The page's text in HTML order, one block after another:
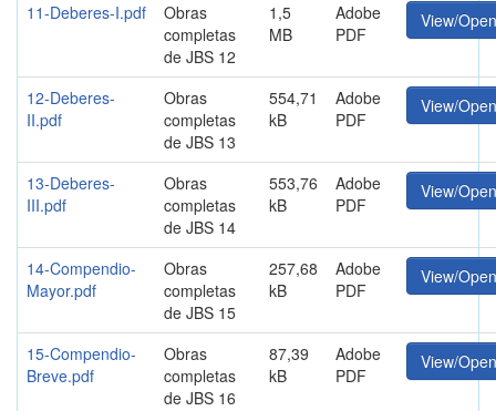
11-Deberes-I.pdf
Obras
completas
de JBS 12
1,5
MB
Adobe
PDF
View/Open
12-Deberes-
II.pdf
Obras
completas
de JBS 13
554,71
kB
Adobe
PDF
View/Open
13-Deberes-
III.pdf
Obras
completas
de JBS 14
553,76
kB
Adobe
PDF
View/Open
14-Compendio-
Mayor.pdf
Obras
completas
de JBS 15
257,68
kB
Adobe
PDF
View/Open
15-Compendio-
Breve.pdf
Obras
completas
de JBS 16
87,39
kB
Adobe
PDF
View/Open